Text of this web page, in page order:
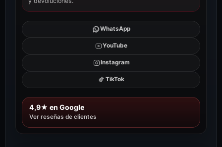
WhatsApp
YouTube
Instagram
TikTok
4,9★ en Google
Ver reseñas de clientes